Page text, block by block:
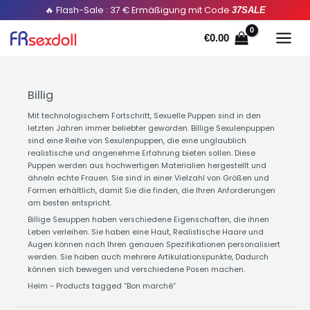
springen
🔥 Flash-Sale : 37 € Ermäßigung mit Code 37SALE
€0.00
Billig
Mit technologischem Fortschritt, Sexuelle Puppen sind in den
letzten Jahren immer beliebter geworden. Billige Sexulenpuppen
sind eine Reihe von Sexulenpuppen, die eine unglaublich
realistische und angenehme Erfahrung bieten sollen. Diese
Puppen werden aus hochwertigen Materialien hergestellt und
ähneln echte Frauen. Sie sind in einer Vielzahl von Größen und
Formen erhältlich, damit Sie die finden, die Ihren Anforderungen
am besten entspricht.
Billige Sexuppen haben verschiedene Eigenschaften, die ihnen
Leben verleihen. Sie haben eine Haut, Realistische Haare und
Augen können nach Ihren genauen Spezifikationen personalisiert
werden. Sie haben auch mehrere Artikulationspunkte, Dadurch
können sich bewegen und verschiedene Posen machen.
Heim - Products tagged “Bon marché”
Sortiert
durch
Popularität